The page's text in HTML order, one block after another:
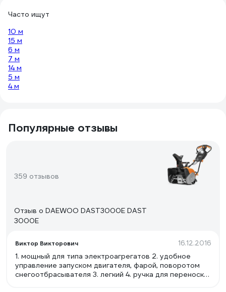
Часто ищут
10 м
15 м
6 м
7 м
14 м
5 м
4 м
Популярные отзывы
359 отзывов
Отзыв о DAEWOO DAST3000E DAST
3000E
Виктор Викторович 16.12.2016
1. мощный для типа электроагрегатов 2. удобное
управление запуском двигателя, фарой, поворотом
снегоотбрасывателя 3. легкий 4. ручка для переноски